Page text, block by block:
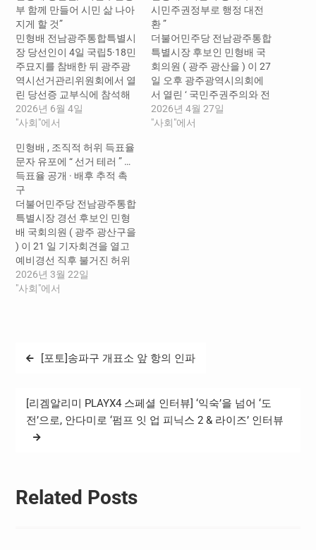
부 함께 만들어 시민 삶 나아
지게 할 것”
민형배 전남광주통합특별시
장 당선인이 4일 국립5·18민
주묘지를 참배한 뒤 광주광
역시선거관리위원회에서 열
린 당선증 교부식에 참석해
당선증을 받았다. 이날 오전
더불어민주당 전남광주통합
참석한 민 당선인은 방명록
에 “5월 영령의 뜻을 받듭니
다. 전남광주통합특별시를
시민주권정부로 만들어 함
께 잘사는 대동세상으로 나
아가겠습니다”라고 적고 민
주영령들을 추모했다. 이어
인사말을 통해 "통합 전남광
주의 위대한 역사, 그 첫걸음
을 5월 영령들 앞에…
2026년 6월 4일
"사회"에서
시민주권정부로 행정 대전
환 ”
더불어민주당 전남광주통합
특별시장 후보인 민형배 국
회의원 ( 광주 광산을 ) 이 27
일 오후 광주광역시의회에
서 열린 ‘ 국민주권주의와 전
남광주통합특별시의 출범 ’
세미나에서 전남광주통합특
2026년 4월 27일
"사회"에서
민형배 , 조직적 허위 득표율
문자 유포에 “ 선거 테러 ” …
득표율 공개 · 배후 추적 촉
구
더불어민주당 전남광주통합
특별시장 경선 후보인 민형
배 국회의원 ( 광주 광산구을
) 이 21 일 기자회견을 열고
예비경선 직후 불거진 허위
득표율 문자 유포 문제를 정
면으로 제기했다 . 민 의원은
와 당 지도부의 즉각적이고
2026년 3월 22일
"사회"에서
글
색
[포토]송파구 개표소 앞 항의 인파
[리겜알리미 PLAYX4 스페셜 인터뷰] ‘익숙’을 넘어 ‘도
전’으로, 안다미로 ‘펌프 잇 업 피닉스 2 & 라이즈’ 인터뷰
Related Posts